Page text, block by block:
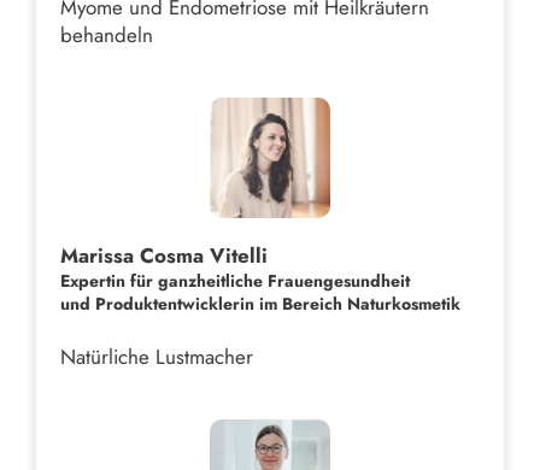
Myome und Endometriose mit Heilkräutern
behandeln
Marissa Cosma Vitelli
Expertin für ganzheitliche Frauengesundheit
und Produktentwicklerin im Bereich Naturkosmetik
Natürliche Lustmacher